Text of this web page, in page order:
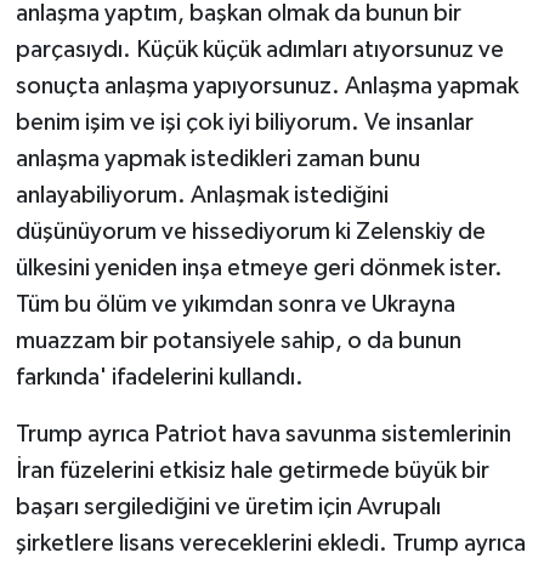
anlaşma yaptım, başkan olmak da bunun bir
parçasıydı. Küçük küçük adımları atıyorsunuz ve
sonuçta anlaşma yapıyorsunuz. Anlaşma yapmak
benim işim ve işi çok iyi biliyorum. Ve insanlar
anlaşma yapmak istedikleri zaman bunu
anlayabiliyorum. Anlaşmak istediğini
düşünüyorum ve hissediyorum ki Zelenskiy de
ülkesini yeniden inşa etmeye geri dönmek ister.
Tüm bu ölüm ve yıkımdan sonra ve Ukrayna
muazzam bir potansiyele sahip, o da bunun
farkında' ifadelerini kullandı.
Trump ayrıca Patriot hava savunma sistemlerinin
İran füzelerini etkisiz hale getirmede büyük bir
başarı sergilediğini ve üretim için Avrupalı
şirketlere lisans vereceklerini ekledi. Trump ayrıca